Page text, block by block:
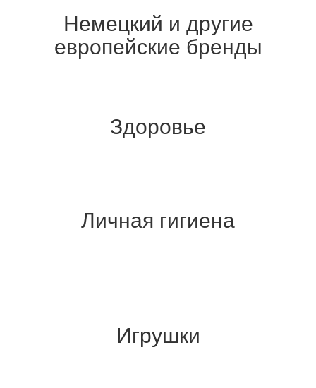
Немецкий и другие
европейские бренды
Здоровье
Личная гигиена
Игрушки